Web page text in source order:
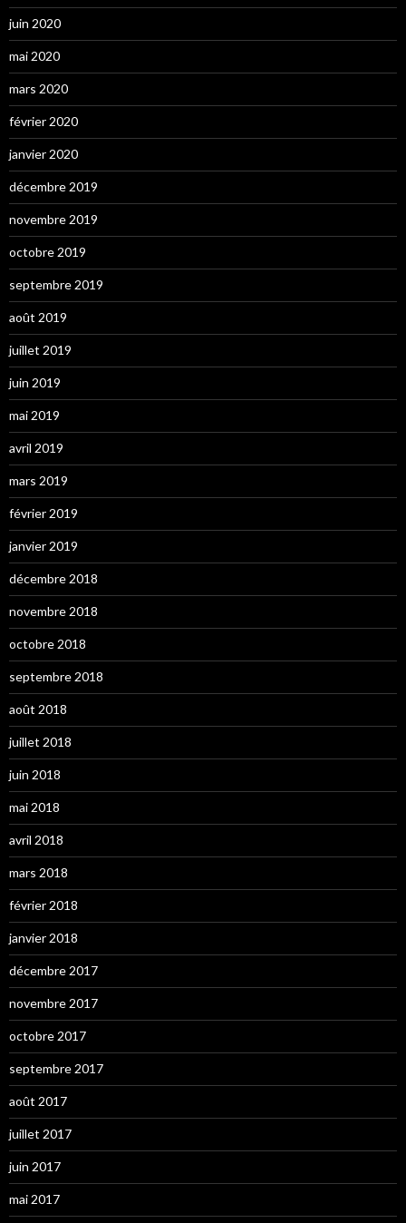
juin 2020
mai 2020
mars 2020
février 2020
janvier 2020
décembre 2019
novembre 2019
octobre 2019
septembre 2019
août 2019
juillet 2019
juin 2019
mai 2019
avril 2019
mars 2019
février 2019
janvier 2019
décembre 2018
novembre 2018
octobre 2018
septembre 2018
août 2018
juillet 2018
juin 2018
mai 2018
avril 2018
mars 2018
février 2018
janvier 2018
décembre 2017
novembre 2017
octobre 2017
septembre 2017
août 2017
juillet 2017
juin 2017
mai 2017